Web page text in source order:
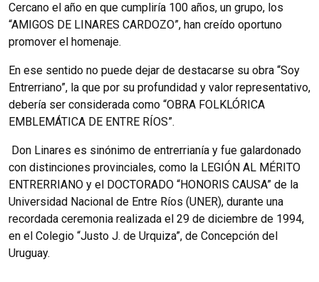
Cercano el año en que cumpliría 100 años, un grupo, los
“AMIGOS DE LINARES CARDOZO”, han creído oportuno
promover el homenaje.
En ese sentido no puede dejar de destacarse su obra “Soy
Entrerriano”, la que por su profundidad y valor representativo,
debería ser considerada como “OBRA FOLKLÓRICA
EMBLEMÁTICA DE ENTRE RÍOS”.
Don Linares es sinónimo de entrerrianía y fue galardonado
con distinciones provinciales, como la LEGIÓN AL MÉRITO
ENTRERRIANO y el DOCTORADO “HONORIS CAUSA” de la
Universidad Nacional de Entre Ríos (UNER), durante una
recordada ceremonia realizada el 29 de diciembre de 1994,
en el Colegio “Justo J. de Urquiza”, de Concepción del
Uruguay.